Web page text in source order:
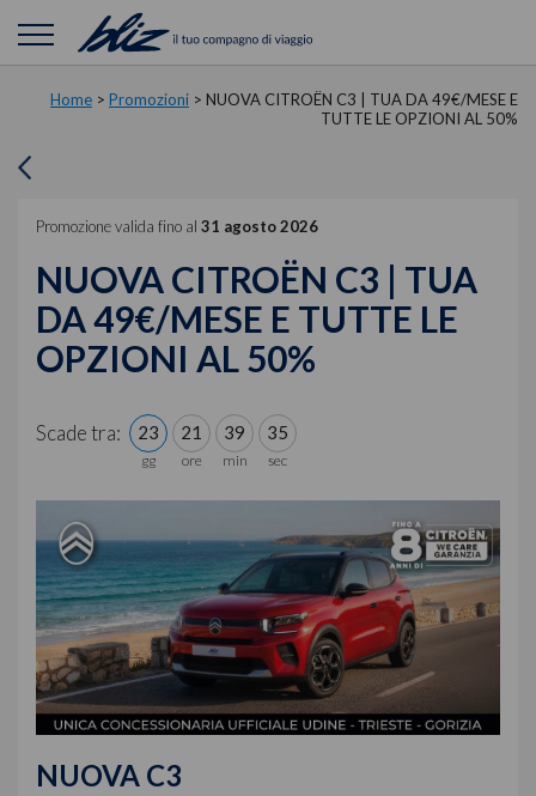
Home > Promozioni > NUOVA CITROËN C3 | TUA DA 49€/MESE E
TUTTE LE OPZIONI AL 50%
Promozione valida fino al 31 agosto 2026
NUOVA CITROËN C3 | TUA
DA 49€/MESE E TUTTE LE
OPZIONI AL 50%
Scade tra: 23 21 39 34
NUOVA C3